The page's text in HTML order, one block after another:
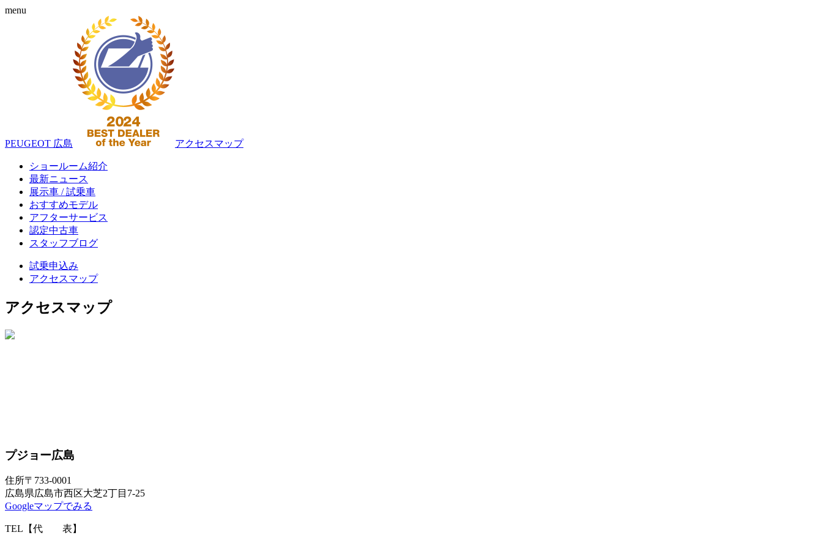
menu
PEUGEOT 広島 アクセスマップ
ショールーム紹介
最新ニュース
展示車 / 試乗車
おすすめモデル
アフターサービス
認定中古車
スタッフブログ
試乗申込み
アクセスマップ
アクセスマップ
プジョー広島
住所〒733-0001
広島県広島市西区大芝2丁目7-25
Googleマップでみる
TEL 【代 表】